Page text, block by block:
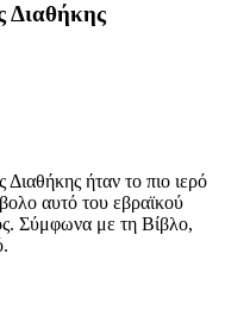
Διαθήκης
Διαθήκης ήταν το πιο ιερό
αυτό του εβραϊκού
Σύμφωνα με τη Βίβλο,